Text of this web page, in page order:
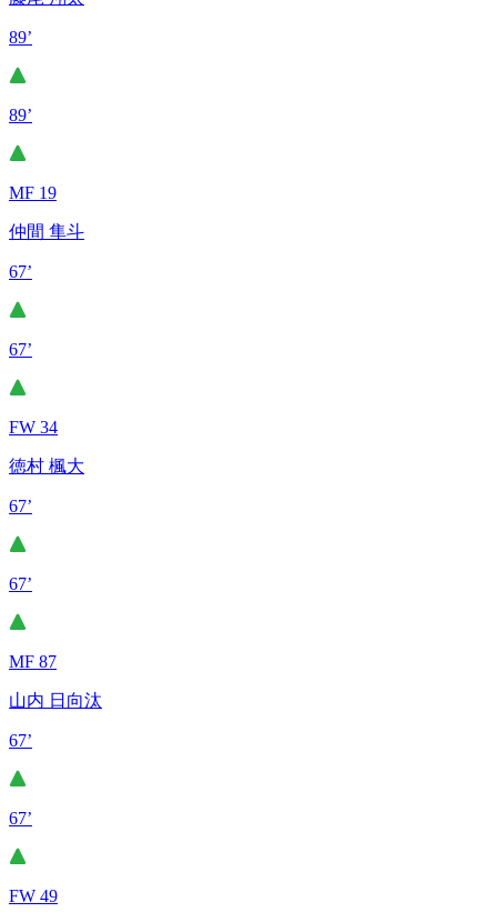
89’
89’
MF 19
仲間 隼斗
67’
67’
FW 34
徳村 楓大
67’
67’
MF 87
山内 日向汰
67’
67’
FW 49